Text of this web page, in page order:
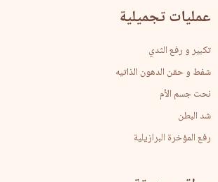
عمليات تجميلية
تكبير و رفع الثدي
شفط و حقن الدهون الذاتيه
نحت جسم الأم
شد البطن
رفع المؤخرة البرازيلية